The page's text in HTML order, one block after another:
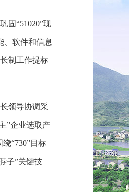
固“51020”现
、软件和信息
制工作提标
领导协调采
”企业选取产
“730”目标
子”关键技